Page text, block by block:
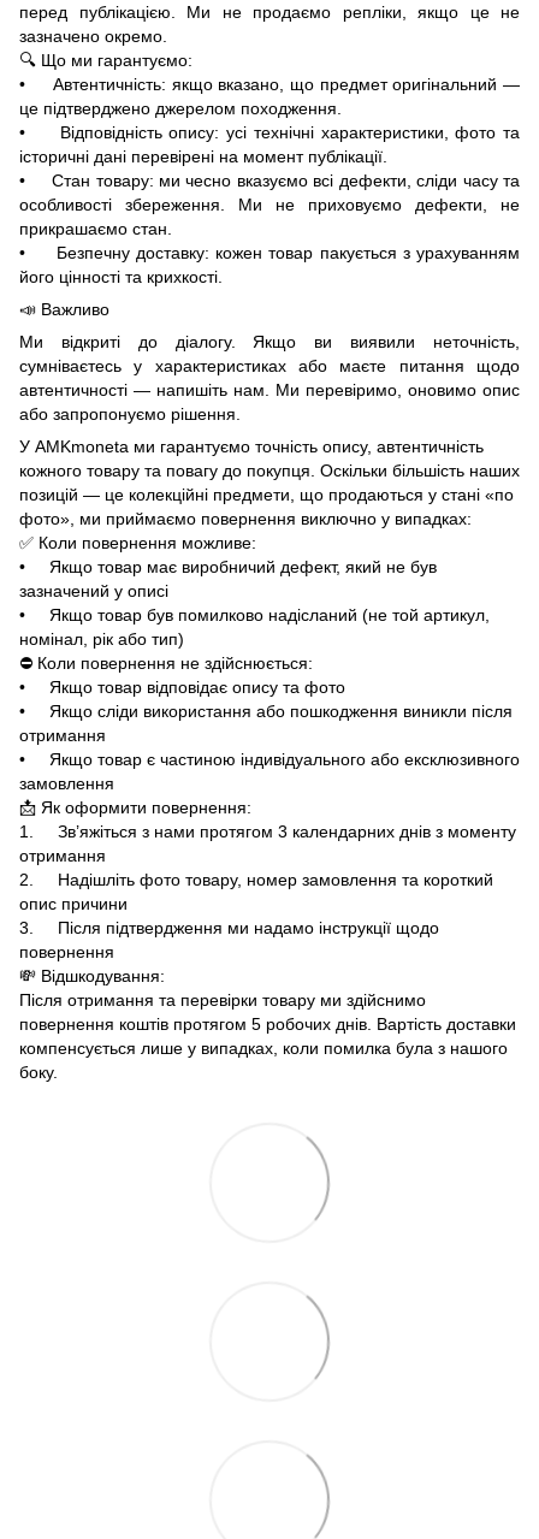
перед публікацією. Ми не продаємо репліки, якщо це не
зазначено окремо.
🔍 Що ми гарантуємо:
• Автентичність: якщо вказано, що предмет оригінальний —
це підтверджено джерелом походження.
• Відповідність опису: усі технічні характеристики, фото та
історичні дані перевірені на момент публікації.
• Стан товару: ми чесно вказуємо всі дефекти, сліди часу та
особливості збереження. Ми не приховуємо дефекти, не
прикрашаємо стан.
• Безпечну доставку: кожен товар пакується з урахуванням
його цінності та крихкості.
📣 Важливо
Ми відкриті до діалогу. Якщо ви виявили неточність,
сумніваєтесь у характеристиках або маєте питання щодо
автентичності — напишіть нам. Ми перевіримо, оновимо опис
або запропонуємо рішення.
У AMKmoneta ми гарантуємо точність опису, автентичність
кожного товару та повагу до покупця. Оскільки більшість наших
позицій — це колекційні предмети, що продаються у стані «по
фото», ми приймаємо повернення виключно у випадках:
✅ Коли повернення можливе:
• Якщо товар має виробничий дефект, який не був
зазначений у описі
• Якщо товар був помилково надісланий (не той артикул,
номінал, рік або тип)
⛔ Коли повернення не здійснюється:
• Якщо товар відповідає опису та фото
• Якщо сліди використання або пошкодження виникли після
отримання
• Якщо товар є частиною індивідуального або ексклюзивного
замовлення
📩 Як оформити повернення:
1. Зв’яжіться з нами протягом 3 календарних днів з моменту
отримання
2. Надішліть фото товару, номер замовлення та короткий
опис причини
3. Після підтвердження ми надамо інструкції щодо
повернення
💸 Відшкодування:
Після отримання та перевірки товару ми здійснимо
повернення коштів протягом 5 робочих днів. Вартість доставки
компенсується лише у випадках, коли помилка була з нашого
боку.